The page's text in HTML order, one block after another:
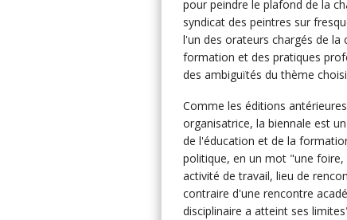
pour peindre le plafond de la
syndicat des peintres sur
l'un des orateurs chargés de
formation et des pratiques
des ambiguïtés du thème
Comme les éditions
organisatrice, la biennale est
de l'éducation et de la
politique, en un mot "une
activité de travail, lieu de
contraire d'une rencontre
disciplinaire a atteint ses